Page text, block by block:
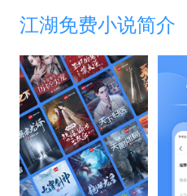
江湖免费小说简介